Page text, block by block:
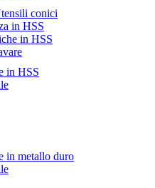
conici
in HSS
in HSS
in HSS
in metallo duro